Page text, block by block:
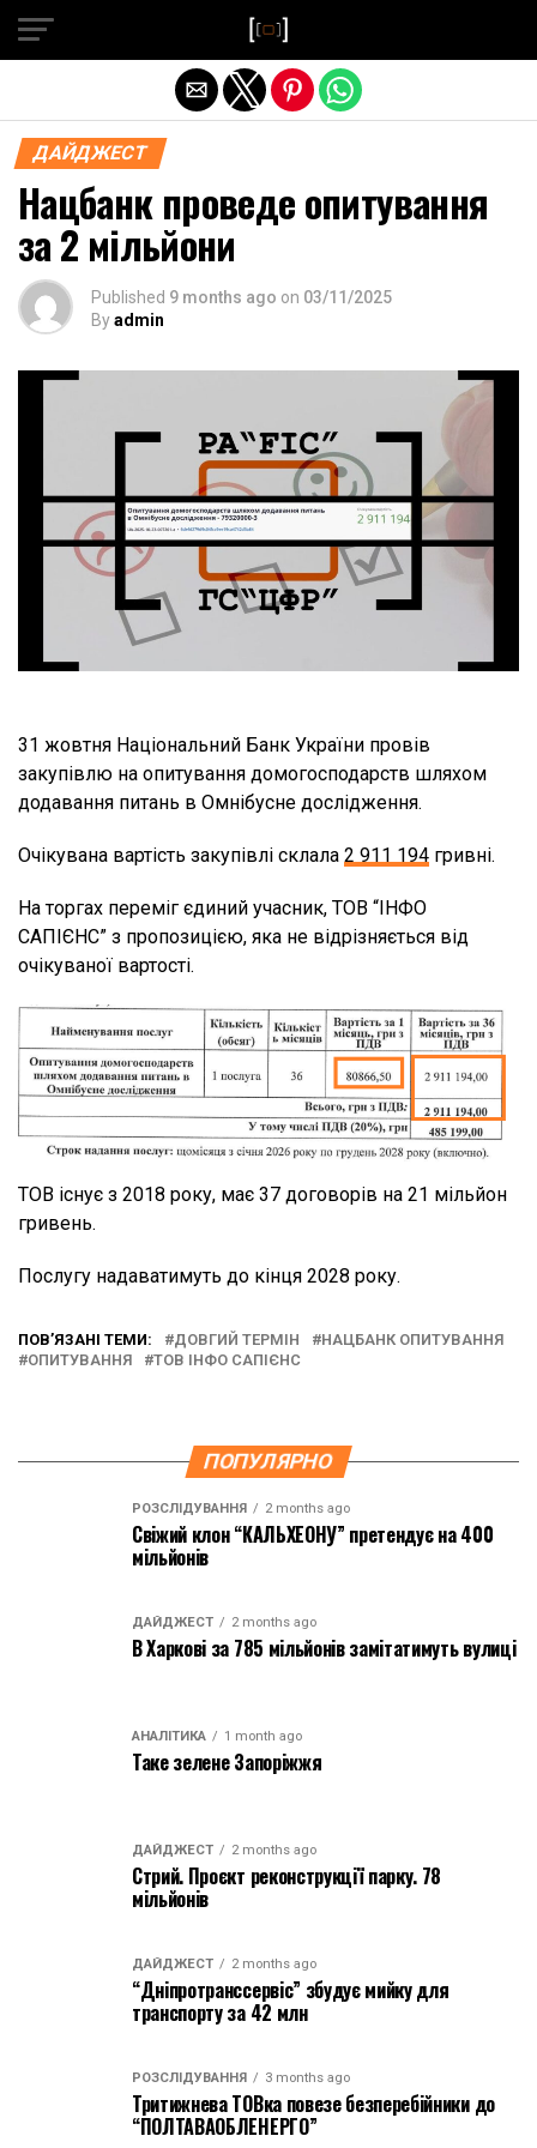
ДАЙДЖЕСТ
Нацбанк проведе опитування
за 2 мільйони
Published 9 months ago on 03/11/2025
Byadmin
31 жовтня Національний Банк України провів
закупівлю на опитування домогосподарств шляхом
додавання питань в Омнібусне дослідження.
Очікувана вартість закупівлі склала 2 911 194 гривні.
На торгах переміг єдиний учасник, ТОВ “ІНФО
САПІЄНС” з пропозицією, яка не відрізняється від
очікуваної вартості.
ТОВ існує з 2018 року, має 37 договорів на 21 мільйон
гривень.
Послугу надаватимуть до кінця 2028 року.
ПОВ’ЯЗАНІ ТЕМИ: ДОВГИЙ ТЕРМІН
НАЦБАНК ОПИТУВАННЯ
ОПИТУВАННЯ
ТОВ ІНФО САПІЄНС
ПОПУЛЯРНО
РОЗСЛІДУВАННЯ 2 months ago
Свіжий клон “КАЛЬХЕОНУ” претендує на 400
мільйонів
ДАЙДЖЕСТ 2 months ago
В Харкові за 785 мільйонів замітатимуть вулиці
АНАЛІТИКА 1 month ago
Таке зелене Запоріжжя
ДАЙДЖЕСТ 2 months ago
Стрий. Проєкт реконструкції парку. 78
мільйонів
ДАЙДЖЕСТ 2 months ago
“Дніпротранссервіс” збудує мийку для
транспорту за 42 млн
РОЗСЛІДУВАННЯ 3 months ago
Тритижнева ТОВка повезе безперебійники до
“ПОЛТАВАОБЛЕНЕРГО”
Exit mobile version